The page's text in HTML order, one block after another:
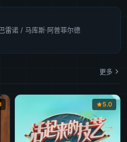
雷诺 / 马库斯·阿普菲尔德
更多
5.0